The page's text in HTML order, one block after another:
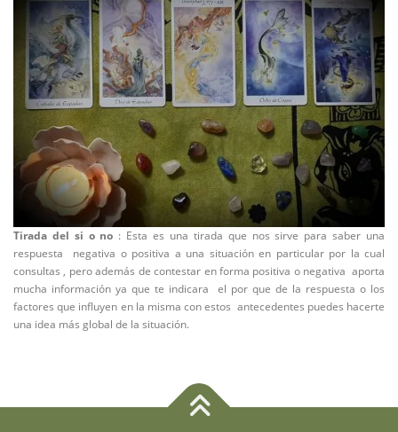
Tirada del si o no : Esta es una tirada que nos sirve para saber una
respuesta negativa o positiva a una situación en particular por la cual
consultas , pero además de contestar en forma positiva o negativa aporta
mucha información ya que te indicara el por que de la respuesta o los
factores que influyen en la misma con estos antecedentes puedes hacerte
una idea más global de la situación.